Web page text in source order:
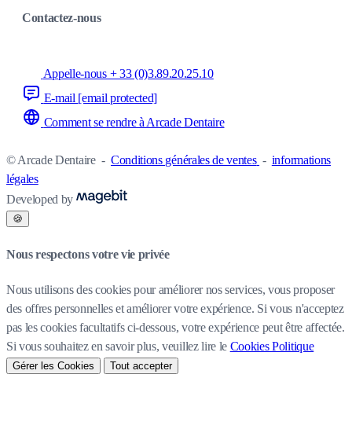
Contactez-nous
Appelle-nous + 33 (0)3.89.20.25.10
E-mail [email protected]
Comment se rendre à Arcade Dentaire
© Arcade Dentaire - Conditions générales de ventes - informations
légales
Developed by
🍪
Nous respectons votre vie privée
Nous utilisons des cookies pour améliorer nos services, vous proposer
des offres personnelles et améliorer votre expérience. Si vous n'acceptez
pas les cookies facultatifs ci-dessous, votre expérience peut être affectée.
Si vous souhaitez en savoir plus, veuillez lire le Cookies Politique
Gérer les Cookies Tout accepter